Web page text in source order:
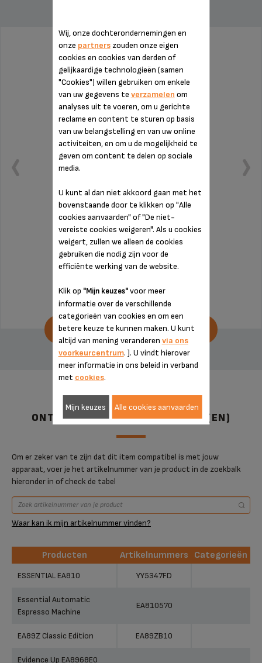
KOFFIEDIKOPVANGBAK SS-1600005364
Vergeet niet om hem tijdig leeg te maken
Op voorraad
€ 27,30
AAN WINKELWAGENTJE TOEVOEGEN
ONTWORPEN VOOR 65 PRODUCT(EN)
Om er zeker van te zijn dat dit item compatibel is met jouw
apparaat, voer je het artikelnummer van je product in de zoekbalk
hieronder in of check de tabel
Waar kan ik mijn artikelnummer vinden?
Producten Artikelnummers
Categorieën
ESSENTIAL EA810 YY5347FD
Essential Automatic
Espresso Machine
EA810570
EA89Z Classic Edition EA89ZB10
Evidence Up EA8968E0
Wij, onze dochterondernemingen en
onze partnerszouden onze eigen
cookies en cookies van derden of
gelijkaardige technologieën (samen
"Cookies") willen gebruiken om enkele
van uw gegevens te verzamelen om
analyses uit te voeren, om u gerichte
reclame en content te sturen op basis
van uw belangstelling en van uw online
activiteiten, en om u de mogelijkheid te
geven om content te delen op sociale
media.
U kunt al dan niet akkoord gaan met het
bovenstaande door te klikken op "Alle
cookies aanvaarden" of "De niet-
vereiste cookies weigeren". Als u cookies
weigert, zullen we alleen de cookies
gebruiken die nodig zijn voor de
efficiënte werking van de website.
Klik op "Mijn keuzes"voor meer
informatie over de verschillende
categorieën van cookies en om een
betere keuze te kunnen maken. U kunt
altijd van mening veranderen via ons
voorkeurcentrum. ]. U vindt hierover
meer informatie in ons beleid in verband
met cookies.
Mijn keuzes Alle cookies aanvaarden